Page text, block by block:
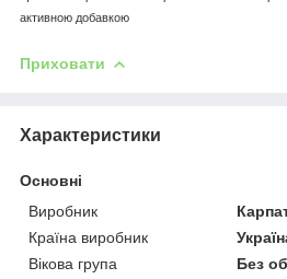
активною добавкою
Приховати
Характеристики
Основні
Виробник
Країна виробник
Вікова група
Без